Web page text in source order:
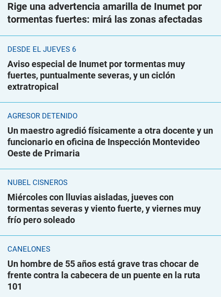
Rige una advertencia amarilla de Inumet por
tormentas fuertes: mirá las zonas afectadas
DESDE EL JUEVES 6
Aviso especial de Inumet por tormentas muy
fuertes, puntualmente severas, y un ciclón
extratropical
AGRESOR DETENIDO
Un maestro agredió físicamente a otra docente y un
funcionario en oficina de Inspección Montevideo
Oeste de Primaria
NUBEL CISNEROS
Miércoles con lluvias aisladas, jueves con
tormentas severas y viento fuerte, y viernes muy
frío pero soleado
CANELONES
Un hombre de 55 años está grave tras chocar de
frente contra la cabecera de un puente en la ruta
101